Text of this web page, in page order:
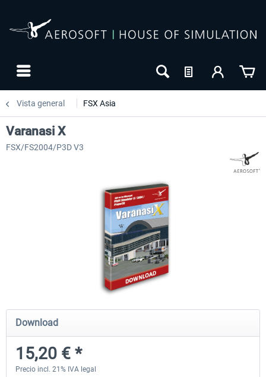
Vista general FSX Asia
Baku X
24,58 € *
Lukla - Mount Everest Extreme
Varanasi X
FSX/FS2004/P3D V3
Download
15,20 € *
Precio incl. 21% IVA legal